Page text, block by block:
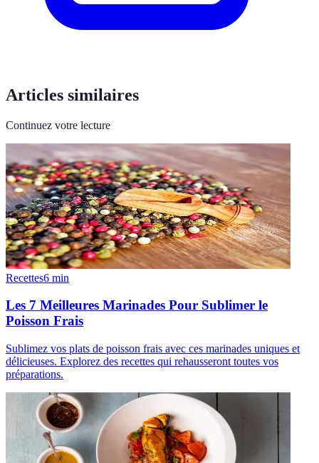
Articles similaires
Continuez votre lecture
Recettes6 min
Les 7 Meilleures Marinades Pour Sublimer le
Poisson Frais
Sublimez vos plats de poisson frais avec ces marinades uniques et
délicieuses. Explorez des recettes qui rehausseront toutes vos
préparations.